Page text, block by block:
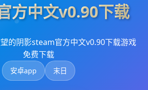
方中文v0.90下载
的阴影steam官方中文v0.90下载游戏
免费下载
安卓app 末日